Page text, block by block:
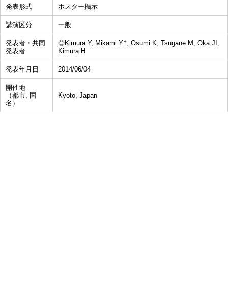
発表形式 ポスター掲示
講演区分 一般
発表者・共同
発表者
◎Kimura Y, Mikami Y†, Osumi K, Tsugane M, Oka JI,
Kimura H
発表年月日 2014/06/04
開催地
（都市, 国
名）
Kyoto, Japan